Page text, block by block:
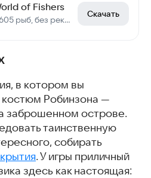
of Fishers
Рыбалка на 1605 рыб, без рекламы! RPG, 1500+ квестов, турниры, клубы...
Скачать
в котором вы
Робинзона —
заброшенном острове.
таинственную
собирать
. У игры приличный
здесь как настоящая: